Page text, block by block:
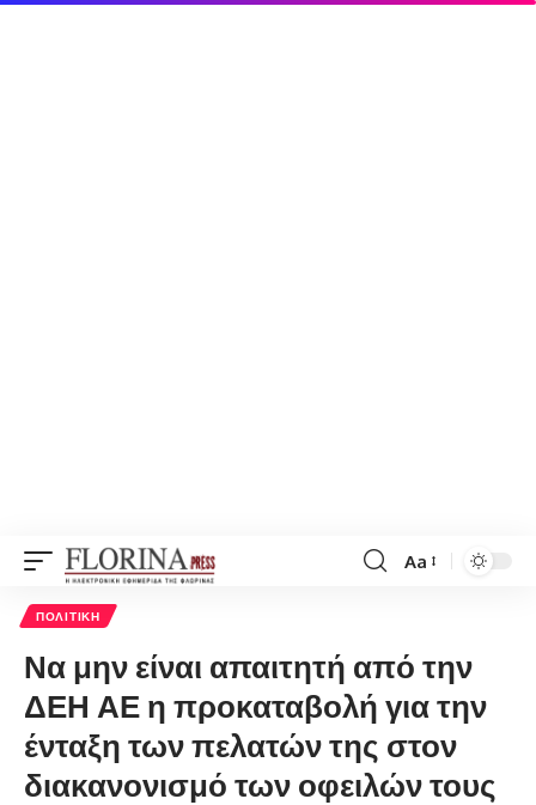
Font
Aa
ΠΟΛΙΤΙΚΉ
Να μην είναι απαιτητή από την
ΔΕΗ ΑΕ η προκαταβολή για την
ένταξη των πελατών της στον
διακανονισμό των οφειλών τους